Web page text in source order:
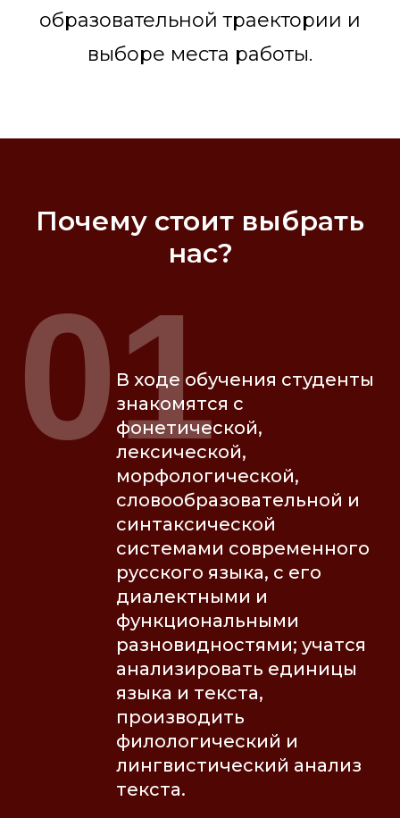
образовательной траектории и
выборе места работы.
Почему стоит выбрать
нас?
В ходе обучения студенты
знакомятся с
фонетической,
лексической,
морфологической,
словообразовательной и
синтаксической
системами современного
русского языка, с его
диалектными и
функциональными
разновидностями; учатся
анализировать единицы
языка и текста,
производить
филологический и
лингвистический анализ
текста.
01